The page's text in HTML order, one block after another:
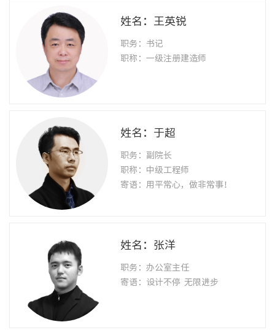
姓名：王英锐
职务：书记
职称：一级注册建造师
姓名：于超
职务：副院长
职称：中级工程师
寄语：用平常心，做非常事！
姓名：张洋
职务：办公室主任
寄语：设计不停 无限进步